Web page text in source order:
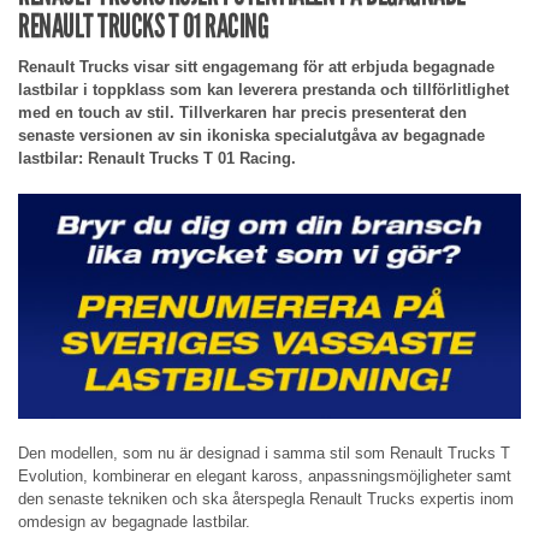
RENAULT TRUCKS T 01 RACING
Renault Trucks visar sitt engagemang för att erbjuda begagnade
lastbilar i toppklass som kan leverera prestanda och tillförlitlighet
med en touch av stil. Tillverkaren har precis presenterat den
senaste versionen av sin ikoniska specialutgåva av begagnade
lastbilar: Renault Trucks T 01 Racing.
Den modellen, som nu är designad i samma stil som Renault Trucks T
Evolution, kombinerar en elegant kaross, anpassningsmöjligheter samt
den senaste tekniken och ska återspegla Renault Trucks expertis inom
omdesign av begagnade lastbilar.